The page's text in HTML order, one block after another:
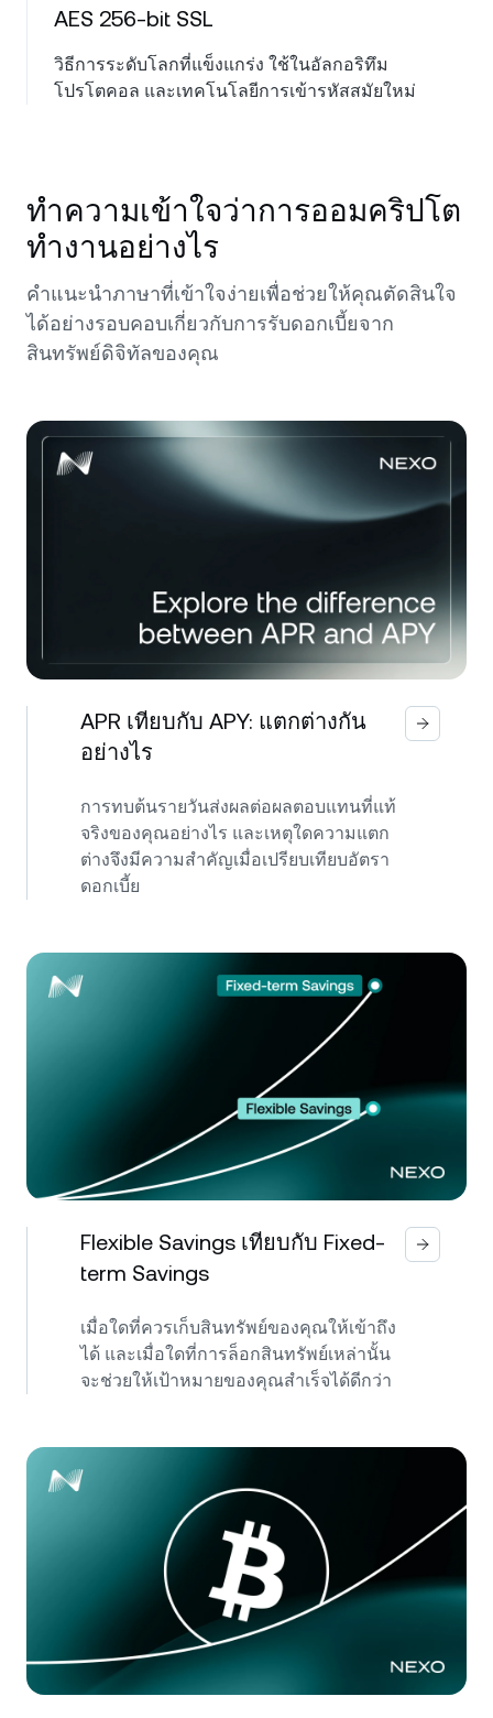
AES 256-bit SSL
วิธีการระดับโลกที่แข็งแกร่ง ใช้ในอัลกอริทึม
โปรโตคอล และเทคโนโลยีการเข้ารหัสสมัยใหม่
ทำความเข้าใจว่าการออมคริปโต
ทำงานอย่างไร
คำแนะนำภาษาที่เข้าใจง่ายเพื่อช่วยให้คุณตัดสินใจ
ได้อย่างรอบคอบเกี่ยวกับการรับดอกเบี้ยจาก
สินทรัพย์ดิจิทัลของคุณ
APR เทียบกับ APY: แตกต่างกัน
อย่างไร
การทบต้นรายวันส่งผลต่อผลตอบแทนที่แท้
จริงของคุณอย่างไร และเหตุใดความแตก
ต่างจึงมีความสำคัญเมื่อเปรียบเทียบอัตรา
ดอกเบี้ย
Flexible Savings เทียบกับ Fixed-
term Savings
เมื่อใดที่ควรเก็บสินทรัพย์ของคุณให้เข้าถึง
ได้ และเมื่อใดที่การล็อกสินทรัพย์เหล่านั้น
จะช่วยให้เป้าหมายของคุณสำเร็จได้ดีกว่า